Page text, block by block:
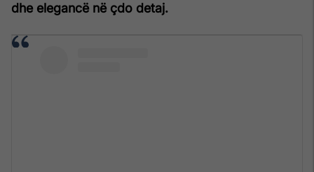
dhe elegancë në çdo detaj.